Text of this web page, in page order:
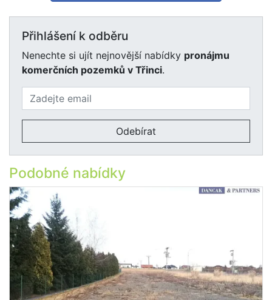
Přihlášení k odběru
Nenechte si ujít nejnovější nabídky pronájmu
komerčních pozemků v Třinci.
Odebírat
Podobné nabídky